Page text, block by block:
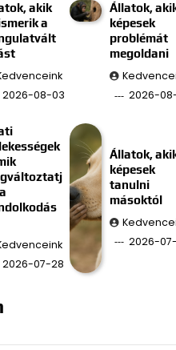
akik
a
2026-08-03
Állatok,
képesek
problémát
megoldani
2026-
2026-07-28
Állatok,
képesek
tanulni
másoktól
2026-